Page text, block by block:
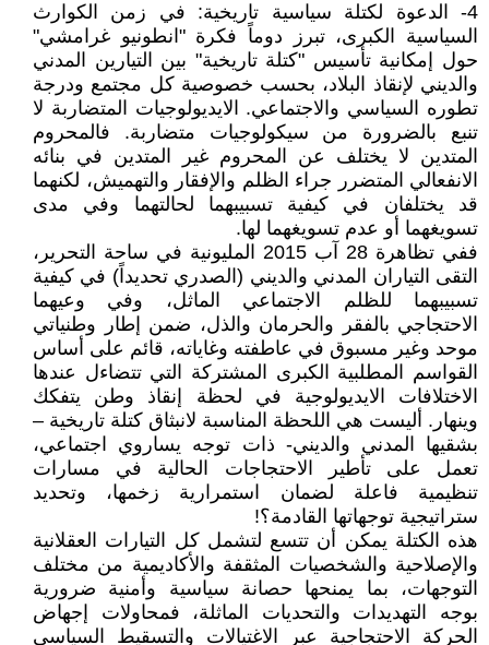
4- الدعوة لكتلة سياسية تاريخية: في زمن الكوارث
السياسية الكبرى، تبرز دوماً فكرة "انطونيو غرامشي"
حول إمكانية تأسيس "كتلة تاريخية" بين التيارين المدني
والديني لإنقاذ البلاد، بحسب خصوصية كل مجتمع ودرجة
تطوره السياسي والاجتماعي. الايديولوجيات المتضاربة لا
تنبع بالضرورة من سيكولوجيات متضاربة. فالمحروم
المتدين لا يختلف عن المحروم غير المتدين في بنائه
الانفعالي المتضرر جراء الظلم والإفقار والتهميش، لكنهما
قد يختلفان في كيفية تسبيبهما لحالتهما وفي مدى
تسويغهما أو عدم تسويغهما لها.
ففي تظاهرة 28 آب 2015 المليونية في ساحة التحرير،
التقى التياران المدني والديني (الصدري تحديداً) في كيفية
تسبيبهما للظلم الاجتماعي الماثل، وفي وعيهما
الاحتجاجي بالفقر والحرمان والذل، ضمن إطار وطنياتي
موحد وغير مسبوق في عاطفته وغاياته، قائم على أساس
القواسم المطلبية الكبرى المشتركة التي تتضاءل عندها
الاختلافات الايديولوجية في لحظة إنقاذ وطن يتفكك
وينهار. أليست هي اللحظة المناسبة لانبثاق كتلة تاريخية –
بشقيها المدني والديني- ذات توجه يساروي اجتماعي،
تعمل على تأطير الاحتجاجات الحالية في مسارات
تنظيمية فاعلة لضمان استمرارية زخمها، وتحديد
ستراتيجية توجهاتها القادمة؟!
هذه الكتلة يمكن أن تتسع لتشمل كل التيارات العقلانية
والإصلاحية والشخصيات المثقفة والأكاديمية من مختلف
التوجهات، بما يمنحها حصانة سياسية وأمنية ضرورية
بوجه التهديدات والتحديات الماثلة، فمحاولات إجهاض
الحركة الاحتجاجية عبر الاغتيالات والتسقيط السياسي